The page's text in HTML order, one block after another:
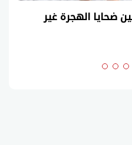
عاجل| نموذج حل امتحان أحياء ثانوية عامة 2026